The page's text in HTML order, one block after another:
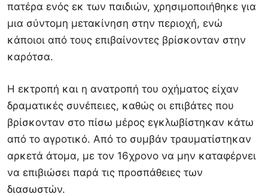
πατέρα ενός εκ των παιδιών, χρησιμοποιήθηκε για
μια σύντομη μετακίνηση στην περιοχή, ενώ
κάποιοι από τους επιβαίνοντες βρίσκονταν στην
καρότσα.
Η εκτροπή και η ανατροπή του οχήματος είχαν
δραματικές συνέπειες, καθώς οι επιβάτες που
βρίσκονταν στο πίσω μέρος εγκλωβίστηκαν κάτω
από το αγροτικό. Από το συμβάν τραυματίστηκαν
αρκετά άτομα, με τον 16χρονο να μην καταφέρνει
να επιβιώσει παρά τις προσπάθειες των
διασωστών.